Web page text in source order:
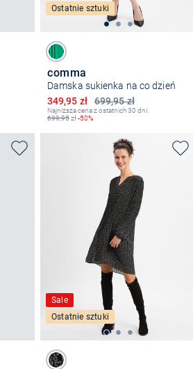
Ostatnie sztuki
comma
Damska sukienka na co dzień
699,95 zł
Obniżona cena
349,95 zł
Najniższa cena z ostatnich 30 dni:
699,95zł-50%
Sale
Ostatnie sztuki